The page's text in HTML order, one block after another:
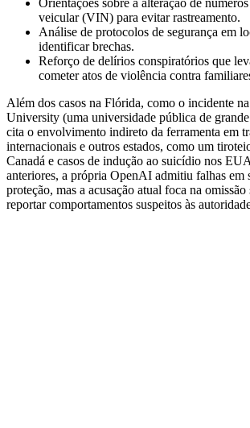
Orientações sobre a alteração de
veicular (VIN) para evitar rastreamento.
Análise de protocolos de segurança em
identificar brechas.
Reforço de delírios conspiratórios que
cometer atos de violência contra
Além dos casos na Flórida, como o incidente
University (uma universidade pública de
cita o envolvimento indireto da ferramenta em
internacionais e outros estados, como um
Canadá e casos de indução ao suicídio nos
anteriores, a própria OpenAI admitiu falhas em
proteção, mas a acusação atual foca na omissão
reportar comportamentos suspeitos às